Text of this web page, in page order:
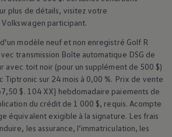
ils et que
faire ?
des voyants sur le
d’uneVolkswagen? Découvrez
plus de détails, visitez votre
Volkswagen participant.
modèle neuf et non enregistré Golf R
transmission Boîte automatique DSG de
avec toit noir (pour un supplément de 500 $)
Tiptronic sur 24 mois à 0,00 %. Prix de vente
$. 104 XX} hebdomadaire paiements de
du crédit de 1 000 $, requis. Acompte
équivalent exigible à la signature. Les frais
les assurance, l’immatriculation, les